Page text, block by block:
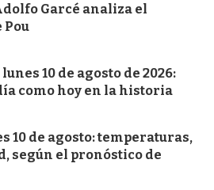
Garcé analiza el
Pou
10 de agosto de 2026:
como hoy en la historia
10 de agosto: temperaturas,
según el pronóstico de